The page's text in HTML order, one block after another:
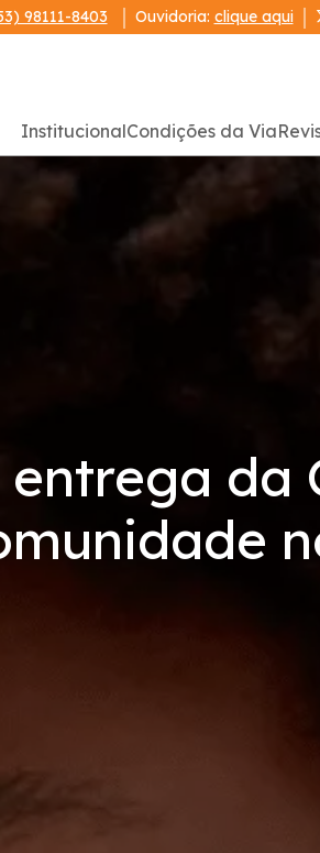
98111-8403 Ouvidoria: clique aqui
InstitucionalCondições da Via
da